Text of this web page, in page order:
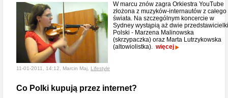
W marcu znów zagra Orkiestra YouTube
złożona z muzyków-internautów z całego
świata. Na szczególnym koncercie w
Sydney wystąpią aż dwie przedstawicielki
Polski - Marzena Malinowska
(skrzypaczka) oraz Marta Lutrzykowska
(altowiolistka). więcej
11-01-2011, 14:12, Marcin Maj, Lifestyle
Co Polki kupują przez internet?